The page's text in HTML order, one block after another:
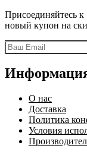
Присоединяйтесь к
новый купон на
О нас
Доставка
Политика
Условия